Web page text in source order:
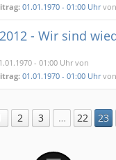
01.01.1970 - 01:00 Uhrvon
- Wir sind
- 01:00 Uhr von
01.01.1970 - 01:00 Uhrvon
2 3 … 22 23